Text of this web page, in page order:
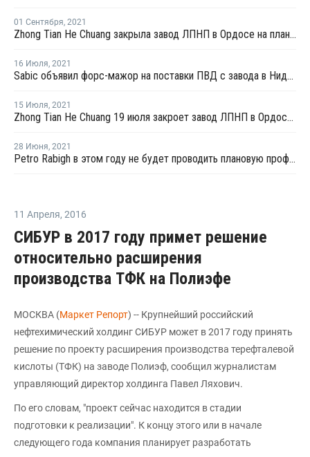
01 Сентября, 2021
Zhong Tian He Chuang закрыла завод ЛПНП в Ордосе на плановый ремонт
16 Июля, 2021
Sabic объявил форс-мажор на поставки ПВД с завода в Нидерландах
15 Июля, 2021
Zhong Tian He Chuang 19 июля закроет завод ЛПНП в Ордосе на плановую профилактику
28 Июня, 2021
Petro Rabigh в этом году не будет проводить плановую профилактику на заводе ЛПНП в Рабихе
11 Апреля, 2016
СИБУР в 2017 году примет решение
относительно расширения
производства ТФК на Полиэфе
МОСКВА (Маркет Репорт) -- Крупнейший российский
нефтехимический холдинг СИБУР может в 2017 году принять
решение по проекту расширения производства терефталевой
кислоты (ТФК) на заводе Полиэф, сообщил журналистам
управляющий директор холдинга Павел Ляхович.
По его словам, "проект сейчас находится в стадии
подготовки к реализации". К концу этого или в начале
следующего года компания планирует разработать